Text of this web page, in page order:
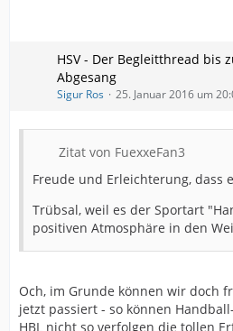
HSV - Der Begleitthread bis
Abgesang
Sigur Ros 25. Januar 2016 um
Zitat von FuexxeFan3
Freude und Erleichterung, dass
Trübsal, weil es der Sportart
positiven Atmosphäre in den
Och, im Grunde können wir doch
jetzt passiert - so können
HBL nicht so verfolgen die tollen